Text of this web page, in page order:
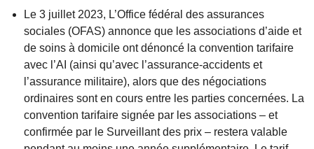
Le 3 juillet 2023, L’Office fédéral des assurances
sociales (OFAS) annonce que les associations d’aide et
de soins à domicile ont dénoncé la convention tarifaire
avec l’AI (ainsi qu’avec l’assurance-accidents et
l’assurance militaire), alors que des négociations
ordinaires sont en cours entre les parties concernées. La
convention tarifaire signée par les associations – et
confirmée par le Surveillant des prix – restera valable